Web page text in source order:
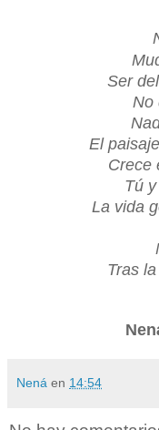
Ser
No
El
Crece
Tú
La vida
Tras
Nená en 14:54